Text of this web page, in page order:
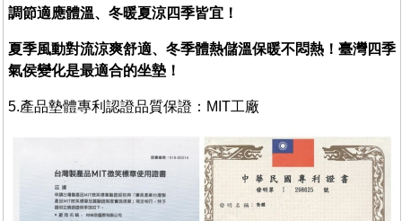
調節適應體溫、冬暖夏涼四季皆宜！
夏季風動對流涼爽舒適、冬季體熱儲溫保暖不悶熱！臺灣四季
氣侯變化是最適合的坐墊！
5.產品墊體專利認證品質保證：MIT工廠